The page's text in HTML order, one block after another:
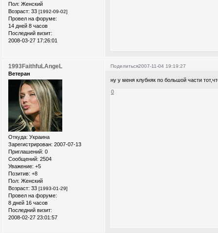
Пол: Женский
Возраст: 33 [1992-09-02]
Провел на форуме:
14 дней 8 часов
Последний визит:
2008-03-27 17:26:01
Поделиться2007-11-04 19:19:27
1993FaithfuLAngeL
Ветеран
Откуда: Украина
Зарегистрирован: 2007-07-13
Приглашений: 0
Сообщений: 2504
Уважение: +5
Позитив: +8
Пол: Женский
Возраст: 33 [1993-01-29]
Провел на форуме:
8 дней 16 часов
Последний визит:
2008-02-27 23:01:57
ну у меня клубняк по большой части
0